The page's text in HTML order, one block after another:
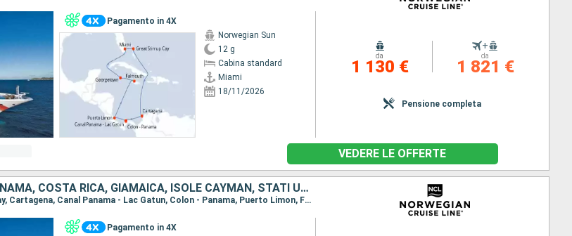
Pagamento in 4X
Norwegian Sun
12 g
Cabina standard
Miami
18/11/2026
da
1 130 €
+
da
1 821 €
Pensione completa
VEDERE LE OFFERTE
BAHAMAS, COLOMBIA, PANAMA, COSTA RICA, GIAMAICA, ISOLE CAYMAN, STATI UNITI
Itinerario : Miami, Great Stirrup Cay, Cartagena, Canal Panama - Lac Gatun, Colon - Panama, Puerto Limon, Falmouth, Georgetown, Miami
Pagamento in 4X